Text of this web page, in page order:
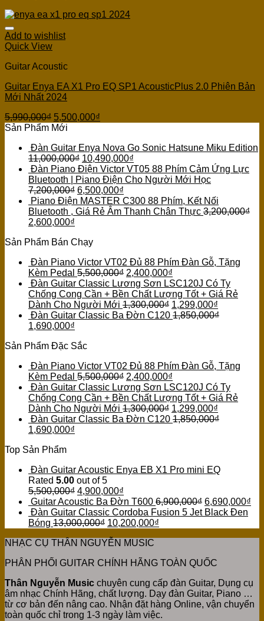
Add to wishlist
Quick View
Guitar Acoustic
Guitar Enya EA X1 Pro EQ SP1 AcousticPlus 2.0 Phiên Bản
Mới Nhất 2024
5,990,000₫ 5,500,000₫
Sản Phẩm Mới
Đàn Guitar Enya Nova Go Sonic Hatsune Miku Edition
11,000,000₫ 10,490,000₫
Đàn Piano Điện Victor VT05 88 Phím Cảm Ứng Lực
Bluetooth | Piano Điện Cho Người Mới Học
7,200,000₫ 6,500,000₫
Piano Điện MASTER C300 88 Phím, Kết Nối
Bluetooth , Giá Rẻ Âm Thanh Chân Thực 3,200,000₫
2,600,000₫
Sản Phẩm Bán Chạy
Đàn Piano Victor VT02 Đủ 88 Phím Đàn Gỗ, Tặng
Kèm Pedal 5,500,000₫ 2,400,000₫
Đàn Guitar Classic Lương Sơn LSC120J Có Ty
Chống Cong Cần + Bền Chất Lượng Tốt + Giá Rẻ
Dành Cho Người Mới 1,300,000₫ 1,299,000₫
Đàn Guitar Classic Ba Đờn C120 1,850,000₫
1,690,000₫
Sản Phẩm Đặc Sắc
Đàn Piano Victor VT02 Đủ 88 Phím Đàn Gỗ, Tặng
Kèm Pedal 5,500,000₫ 2,400,000₫
Đàn Guitar Classic Lương Sơn LSC120J Có Ty
Chống Cong Cần + Bền Chất Lượng Tốt + Giá Rẻ
Dành Cho Người Mới 1,300,000₫ 1,299,000₫
Đàn Guitar Classic Ba Đờn C120 1,850,000₫
1,690,000₫
Top Sản Phẩm
Đàn Guitar Acoustic Enya EB X1 Pro mini EQ
Rated 5.00 out of 5
5,500,000₫ 4,900,000₫
Guitar Acoustic Ba Đờn T600 6,900,000₫ 6,690,000₫
Đàn Guitar Classic Cordoba Fusion 5 Jet Black Đen
Bóng 13,000,000₫ 10,200,000₫
NHẠC CỤ THÂN NGUYỄN MUSIC
PHÂN PHỐI GUITAR CHÍNH HÃNG TOÀN QUỐC
Thân Nguyễn Music chuyên cung cấp đàn Guitar, Dụng cụ
âm nhạc Chính Hãng, chất lượng. Dạy đàn Guitar, Piano …
từ cơ bản đến nâng cao. Nhận đặt hàng Online, vận chuyển
toàn quốc chỉ trong 1-3 ngày làm việc.